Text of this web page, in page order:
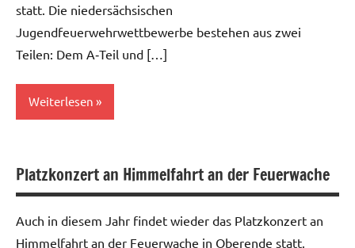
statt. Die niedersächsischen
Jugendfeuerwehrwettbewerbe bestehen aus zwei
Teilen: Dem A‑Teil und […]
Weiterlesen
Platzkonzert an Himmelfahrt an der Feuerwache
Auch in diesem Jahr findet wieder das Platzkonzert an
Himmelfahrt an der Feuerwache in Oberende statt.